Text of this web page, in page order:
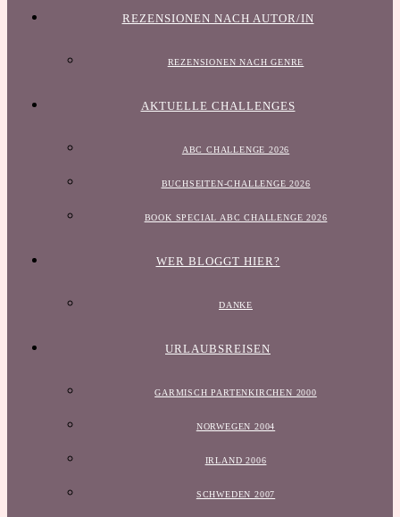
REZENSIONEN NACH AUTOR/IN
REZENSIONEN NACH GENRE
AKTUELLE CHALLENGES
ABC CHALLENGE 2026
BUCHSEITEN-CHALLENGE 2026
BOOK SPECIAL ABC CHALLENGE 2026
WER BLOGGT HIER?
DANKE
URLAUBSREISEN
GARMISCH PARTENKIRCHEN 2000
NORWEGEN 2004
IRLAND 2006
SCHWEDEN 2007